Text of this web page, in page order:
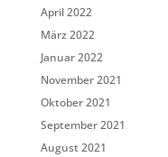
April 2022
März 2022
Januar 2022
November 2021
Oktober 2021
September 2021
August 2021